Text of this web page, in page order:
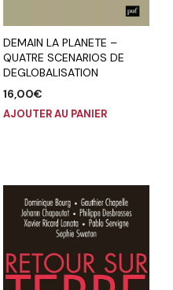
DEMAIN LA PLANETE –
QUATRE SCENARIOS DE
DEGLOBALISATION
16,00€
AJOUTER AU PANIER